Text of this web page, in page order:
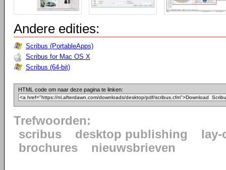
Andere edities:
Scribus (PortableApps)
Scribus for Mac OS X
Scribus (64-bit)
HTML code om naar deze pagina te linken:
Trefwoorden:
scribus
desktop publishing
lay-
brochures
nieuwsbrieven